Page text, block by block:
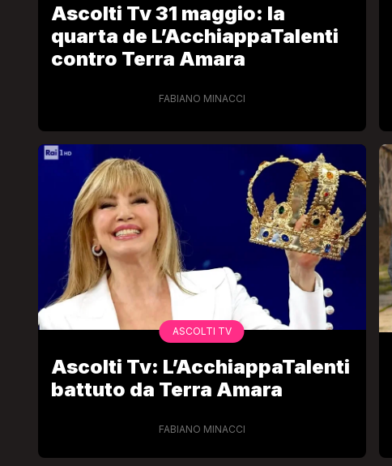
Ascolti Tv 31 maggio: la
quarta de L’AcchiappaTalenti
contro Terra Amara
FABIANO MINACCI
ASCOLTI TV
Ascolti Tv: L’AcchiappaTalenti
battuto da Terra Amara
FABIANO MINACCI
LGBT
Bambola Star, la festa di
compleanno con tutte le grandi
dive compie 15 anni: il video
completo
FABIANO MINACCI